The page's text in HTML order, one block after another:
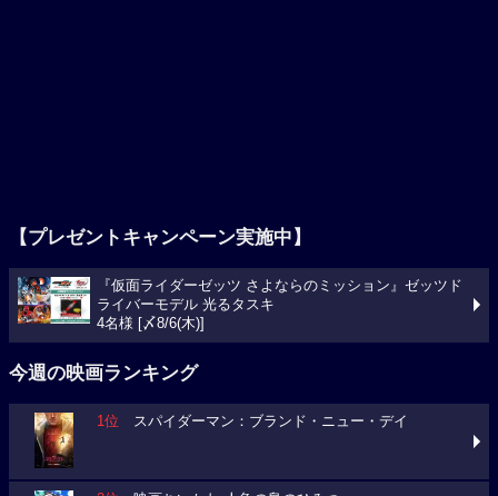
【プレゼントキャンペーン実施中】
『仮面ライダーゼッツ さよならのミッション』ゼッツド
ライバーモデル 光るタスキ
4名様 [〆8/6(木)]
今週の映画ランキング
1位 スパイダーマン：ブランド・ニュー・デイ